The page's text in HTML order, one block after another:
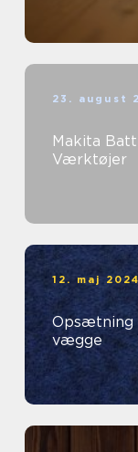
23. august
Makita
Værktøjer
12. maj 2024
Opsætning
vægge